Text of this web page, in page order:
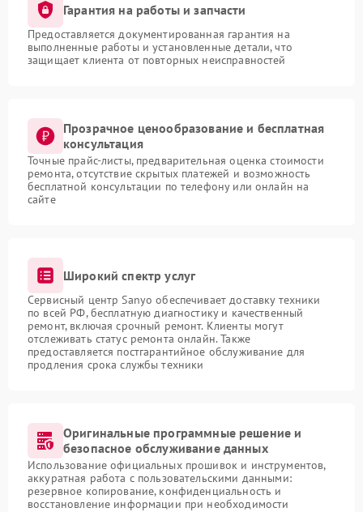
Гарантия на работы и запчасти
Предоставляется документированная гарантия на
выполненные работы и установленные детали, что
защищает клиента от повторных неисправностей
Прозрачное ценообразование и бесплатная
консультация
Точные прайс-листы, предварительная оценка стоимости
ремонта, отсутствие скрытых платежей и возможность
бесплатной консультации по телефону или онлайн на
сайте
Широкий спектр услуг
Сервисный центр Sanyo обеспечивает доставку техники
по всей РФ, бесплатную диагностику и качественный
ремонт, включая срочный ремонт. Клиенты могут
отслеживать статус ремонта онлайн. Также
предоставляется постгарантийное обслуживание для
продления срока службы техники
Оригинальные программные решение и
безопасное обслуживание данных
Использование официальных прошивок и инструментов,
аккуратная работа с пользовательскими данными:
резервное копирование, конфиденциальность и
восстановление информации при необходимости